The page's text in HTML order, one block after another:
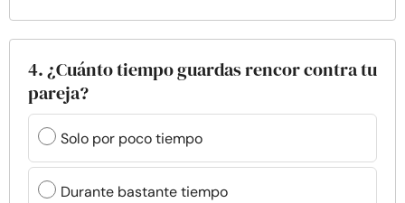
4. ¿Cuánto tiempo guardas rencor contra tu
pareja?
Solo por poco tiempo
Durante bastante tiempo